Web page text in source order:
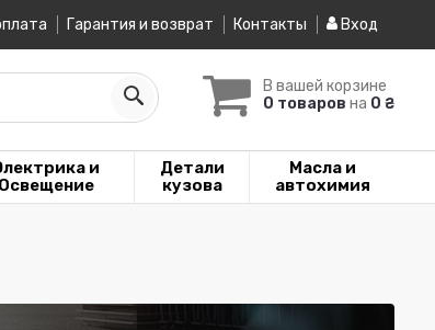
Гарантия и возврат Контакты Вход
В вашей корзине
0 товаров на 0 ₴
и
Освещение
Детали
кузова
Масла и
автохимия